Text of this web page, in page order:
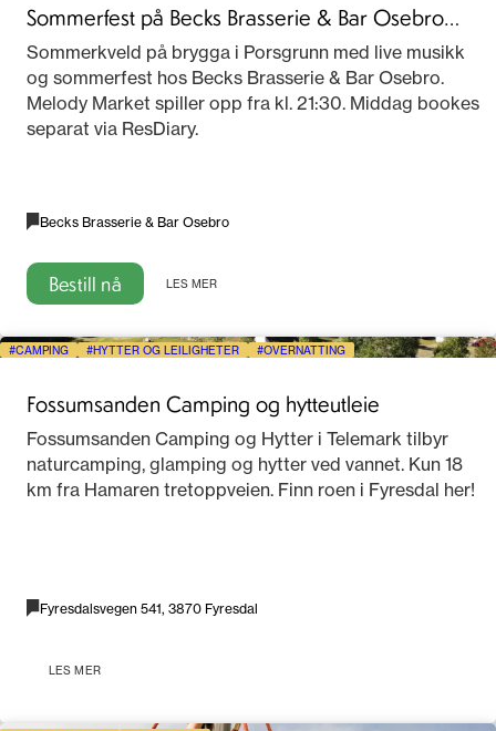
Sommerfest på Becks Brasserie & Bar Osebro
2026
Sommerkveld på brygga i Porsgrunn med live musikk
og sommerfest hos Becks Brasserie & Bar Osebro.
Melody Market spiller opp fra kl. 21:30. Middag bookes
separat via ResDiary.
Becks Brasserie & Bar Osebro
Bestill nå LES MER
CAMPING HYTTER OG LEILIGHETER OVERNATTING
Fossumsanden Camping og hytteutleie
Fossumsanden Camping og Hytter i Telemark tilbyr
naturcamping, glamping og hytter ved vannet. Kun 18
km fra Hamaren tretoppveien. Finn roen i Fyresdal her!
Fyresdalsvegen 541, 3870 Fyresdal
LES MER